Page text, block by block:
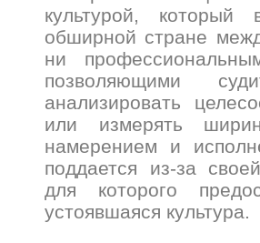
культурой,
обширной стране
ни
позволяющими
анализировать
или измерять
намерением и
поддается из-за
для которого
устоявшаяся культура.